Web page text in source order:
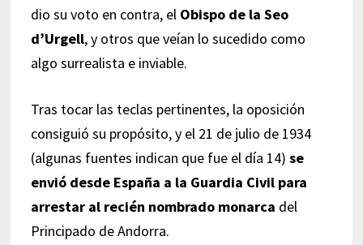
dio su voto en contra, el Obispo de la Seo
d’Urgell, y otros que veían lo sucedido como
algo surrealista e inviable.
Tras tocar las teclas pertinentes, la oposición
consiguió su propósito, y el 21 de julio de 1934
(algunas fuentes indican que fue el día 14) se
envió desde España a la Guardia Civil para
arrestar al recién nombrado monarca del
Principado de Andorra.